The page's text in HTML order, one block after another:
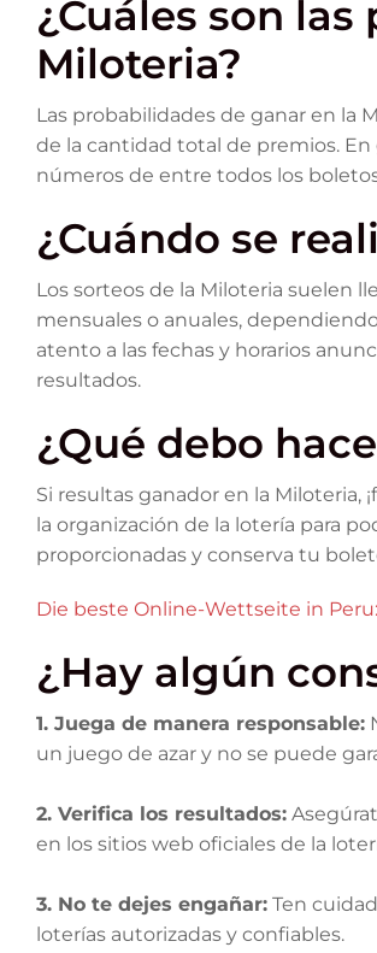
¿Cuáles son
Miloteria?
Las probabilidades de ganar en la
de la cantidad total de premios. En
números de entre todos los
¿Cuándo se
Los sorteos de la Miloteria suelen
mensuales o anuales,
atento a las fechas y horarios
resultados.
¿Qué debo
Si resultas ganador en la
la organización de la lotería para
proporcionadas y conserva tu
Die beste Online-Wettseite in
¿Hay algún
1. Juega de manera responsable:
un juego de azar y no se puede
2. Verifica los resultados:
en los sitios web oficiales de la
3. No te dejes engañar: Ten
loterías autorizadas y confiables.